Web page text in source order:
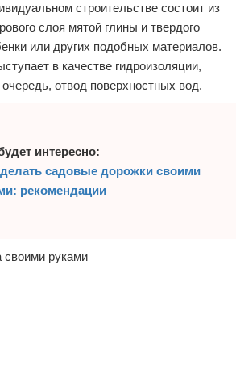
информации
строительстве состоит из
слоя мятой глины и твердого
или других подобных материалов.
в качестве гидроизоляции,
отвод поверхностных вод.
интересно:
садовые дорожки своими
рекомендации